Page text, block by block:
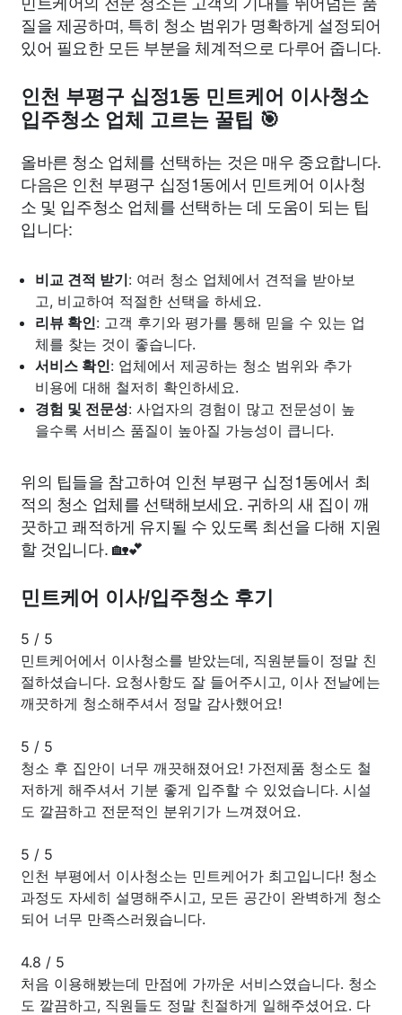
질을 제공하며, 특히 청소 범위가 명확하게 설정되어
있어 필요한 모든 부분을 체계적으로 다루어 줍니다.
인천 부평구 십정1동 민트케어 이사청소
입주청소 업체 고르는 꿀팁 🎯
올바른 청소 업체를 선택하는 것은 매우 중요합니다.
다음은 인천 부평구 십정1동에서 민트케어 이사청
소 및 입주청소 업체를 선택하는 데 도움이 되는 팁
입니다:
비교 견적 받기: 여러 청소 업체에서 견적을 받아보
고, 비교하여 적절한 선택을 하세요.
리뷰 확인: 고객 후기와 평가를 통해 믿을 수 있는 업
체를 찾는 것이 좋습니다.
서비스 확인: 업체에서 제공하는 청소 범위와 추가
비용에 대해 철저히 확인하세요.
경험 및 전문성: 사업자의 경험이 많고 전문성이 높
을수록 서비스 품질이 높아질 가능성이 큽니다.
위의 팁들을 참고하여 인천 부평구 십정1동에서 최
적의 청소 업체를 선택해보세요. 귀하의 새 집이 깨
끗하고 쾌적하게 유지될 수 있도록 최선을 다해 지원
할 것입니다. 🏡💕
민트케어 이사/입주청소 후기
5 / 5
민트케어에서 이사청소를 받았는데, 직원분들이 정말 친
절하셨습니다. 요청사항도 잘 들어주시고, 이사 전날에는
깨끗하게 청소해주셔서 정말 감사했어요!
5 / 5
청소 후 집안이 너무 깨끗해졌어요! 가전제품 청소도 철
저하게 해주셔서 기분 좋게 입주할 수 있었습니다. 시설
도 깔끔하고 전문적인 분위기가 느껴졌어요.
5 / 5
인천 부평에서 이사청소는 민트케어가 최고입니다! 청소
과정도 자세히 설명해주시고, 모든 공간이 완벽하게 청소
되어 너무 만족스러웠습니다.
4.8 / 5
처음 이용해봤는데 만점에 가까운 서비스였습니다. 청소
도 깔끔하고, 직원들도 정말 친절하게 일해주셨어요. 다